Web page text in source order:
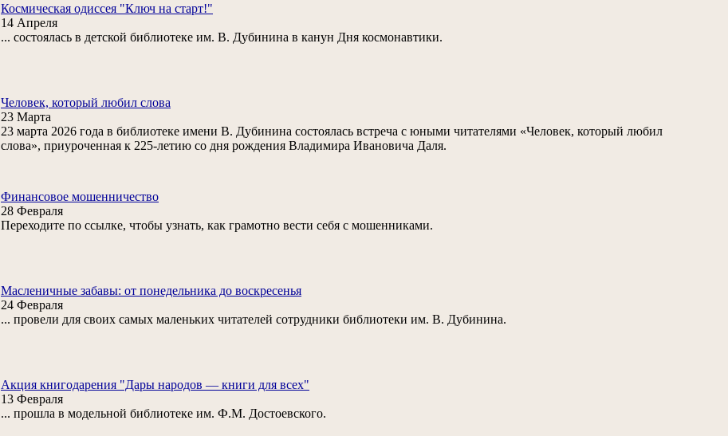
Космическая одиссея "Ключ на старт!"
14 Апреля
... состоялась в детской библиотеке им. В. Дубинина в канун Дня космонавтики.
Человек, который любил слова
23 Марта
23 марта 2026 года в библиотеке имени В. Дубинина состоялась встреча с юными читателями «Человек, который любил
слова», приуроченная к 225‑летию со дня рождения Владимира Ивановича Даля.
Финансовое мошенничество
28 Февраля
Переходите по ссылке, чтобы узнать, как грамотно вести себя с мошенниками.
Масленичные забавы: от понедельника до воскресенья
24 Февраля
... провели для своих самых маленьких читателей сотрудники библиотеки им. В. Дубинина.
Акция книгодарения "Дары народов — книги для всех"
13 Февраля
... прошла в модельной библиотеке им. Ф.М. Достоевского.